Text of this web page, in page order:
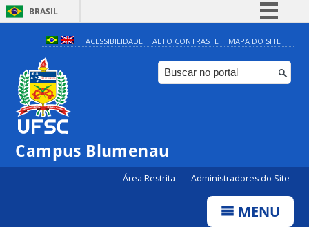
BRASIL
Simplifique!
Comunica BR
Participe
ACESSIBILIDADE ALTO CONTRASTE MAPA DO SITE
Campus Blumenau
Área Restrita Administradores do Site
MENU